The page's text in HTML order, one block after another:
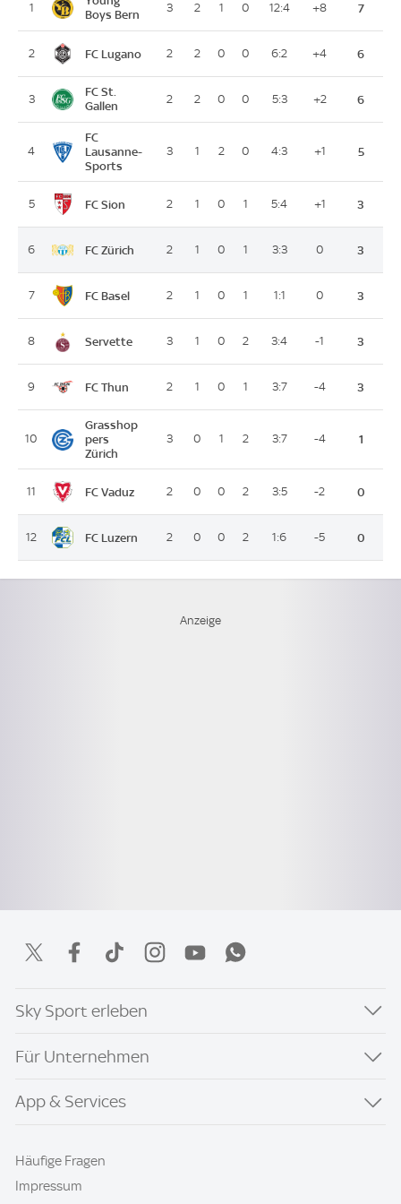
1
Boys Bern
3 2 1 0 12:4 +8 7
2 FC Lugano 2 2 0 0 6:2 +4 6
3
FC St.
Gallen
2 2 0 0 5:3 +2 6
4
FC
Lausanne-
Sports
3 1 2 0 4:3 +1 5
5 FC Sion 2 1 0 1 5:4 +1 3
6 FC Zürich 2 1 0 1 3:3 0 3
7 FC Basel 2 1 0 1 1:1 0 3
8 Servette 3 1 0 2 3:4 -1 3
9 FC Thun 2 1 0 1 3:7 -4 3
10
Grasshop
pers
Zürich
3 0 1 2 3:7 -4 1
11 FC Vaduz 2 0 0 2 3:5 -2 0
12 FC Luzern 2 0 0 2 1:6 -5 0
Sky Sport erleben
Für Unternehmen
App & Services
Häufige Fragen
Impressum